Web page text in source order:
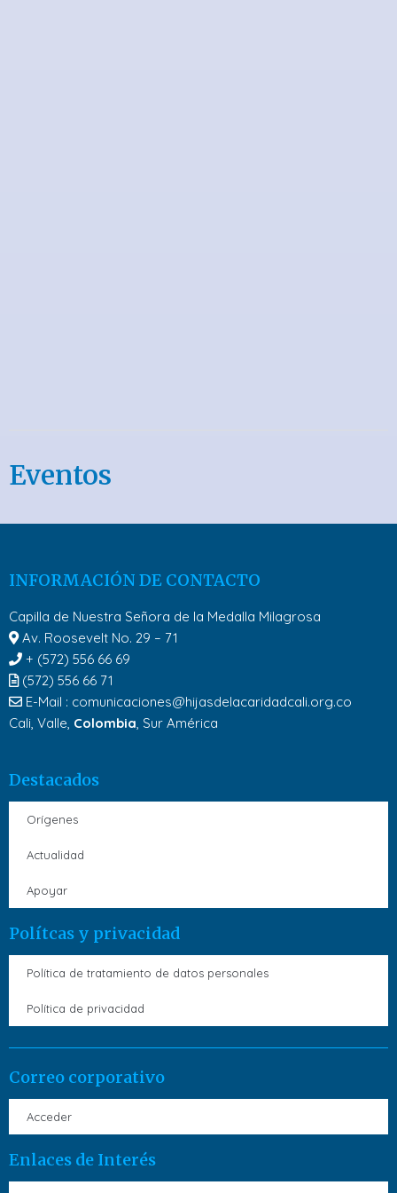
Eventos
INFORMACIÓN DE CONTACTO
Capilla de Nuestra Señora de la Medalla Milagrosa
Av. Roosevelt No. 29 – 71
+ (572) 556 66 69
(572) 556 66 71
E-Mail : comunicaciones@hijasdelacaridadcali.org.co
Cali, Valle, Colombia, Sur América
Destacados
Orígenes
Actualidad
Apoyar
Polítcas y privacidad
Política de tratamiento de datos personales
Política de privacidad
Correo corporativo
Acceder
Enlaces de Interés